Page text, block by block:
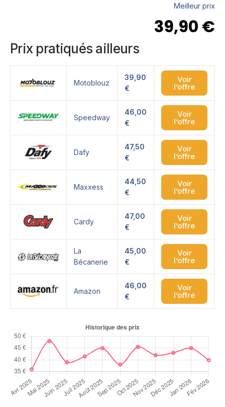
Meilleur prix
39,90 €
Prix pratiqués ailleurs
Motoblouz
39,90
€
Voir
l’offre
Speedway
46,00
€
Voir
l’offre
Dafy
47,50
€
Voir
l’offre
Maxxess
44,50
€
Voir
l’offre
Cardy
47,00
€
Voir
l’offre
La
Bécanerie
45,00
€
Voir
l’offre
Amazon
46,00
€
Voir
l’offre